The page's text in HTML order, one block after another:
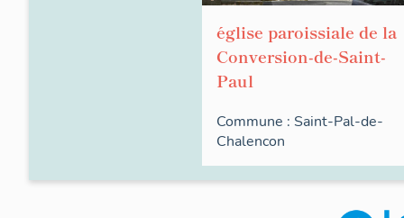
église paroissiale de la
Conversion-de-Saint-
Paul
Commune : Saint-Pal-de-
Chalencon